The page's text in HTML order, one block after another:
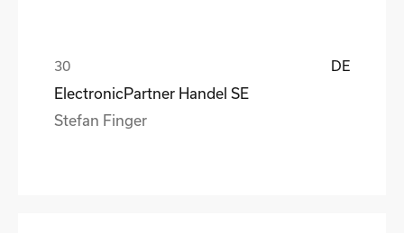
DE
ElectronicPartner Handel SE
Stefan Finger